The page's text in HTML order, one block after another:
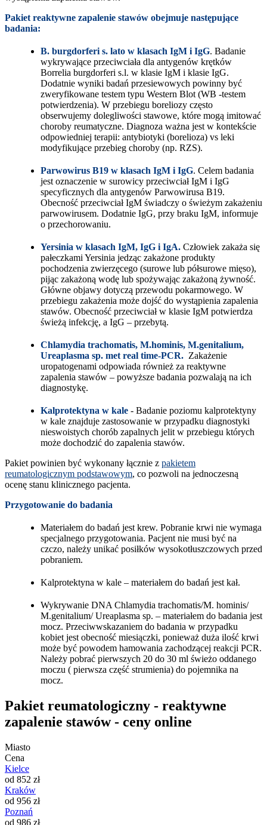
Pakiet reaktywne zapalenie stawów obejmuje następujące
badania:
B. burgdorferi s. lato w klasach IgM i IgG. Badanie
wykrywające przeciwciała dla antygenów krętków
Borrelia burgdorferi s.l. w klasie IgM i klasie IgG.
Dodatnie wyniki badań przesiewowych powinny być
zweryfikowane testem typu Western Blot (WB -testem
potwierdzenia). W przebiegu boreliozy często
obserwujemy dolegliwości stawowe, które mogą imitować
choroby reumatyczne. Diagnoza ważna jest w kontekście
odpowiedniej terapii: antybiotyki (borelioza) vs leki
modyfikujące przebieg choroby (np. RZS).
Parwowirus B19 w klasach IgM i IgG. Celem badania
jest oznaczenie w surowicy przeciwciał IgM i IgG
specyficznych dla antygenów Parwowirusa B19.
Obecność przeciwciał IgM świadczy o świeżym zakażeniu
parwowirusem. Dodatnie IgG, przy braku IgM, informuje
o przechorowaniu.
Yersinia w klasach IgM, IgG i IgA. Człowiek zakaża się
pałeczkami Yersinia jedząc zakażone produkty
pochodzenia zwierzęcego (surowe lub półsurowe mięso),
pijąc zakażoną wodę lub spożywając zakażoną żywność.
Główne objawy dotyczą przewodu pokarmowego. W
przebiegu zakażenia może dojść do wystąpienia zapalenia
stawów. Obecność przeciwciał w klasie IgM potwierdza
świeżą infekcję, a IgG – przebytą.
Chlamydia trachomatis, M.hominis, M.genitalium,
Ureaplasma sp. met real time-PCR. Zakażenie
uropatogenami odpowiada również za reaktywne
zapalenia stawów – powyższe badania pozwalają na ich
diagnostykę.
Kalprotektyna w kale - Badanie poziomu kalprotektyny
w kale znajduje zastosowanie w przypadku diagnostyki
nieswoistych chorób zapalnych jelit w przebiegu których
może dochodzić do zapalenia stawów.
Pakiet powinien być wykonany łącznie z pakietem
reumatologicznym podstawowym, co pozwoli na jednoczesną
ocenę stanu klinicznego pacjenta.
Przygotowanie do badania
Materiałem do badań jest krew. Pobranie krwi nie wymaga
specjalnego przygotowania. Pacjent nie musi być na
czczo, należy unikać posiłków wysokotłuszczowych przed
pobraniem.
Kalprotektyna w kale – materiałem do badań jest kał.
Wykrywanie DNA Chlamydia trachomatis/M. hominis/
M.genitalium/ Ureaplasma sp. – materiałem do badania jest
mocz. Przeciwwskazaniem do badania w przypadku
kobiet jest obecność miesiączki, ponieważ duża ilość krwi
może być powodem hamowania zachodzącej reakcji PCR.
Należy pobrać pierwszych 20 do 30 ml świeżo oddanego
moczu ( pierwsza część strumienia) do pojemnika na
mocz.
Pakiet reumatologiczny - reaktywne
zapalenie stawów - ceny online
Miasto
Cena
Kielce
od 852 zł
Kraków
od 956 zł
Poznań
od 986 zł